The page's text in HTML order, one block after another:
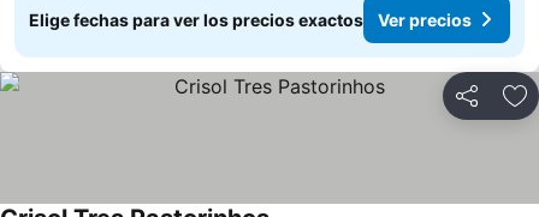
Elige fechas para ver los precios exactos Ver precios
Compartir